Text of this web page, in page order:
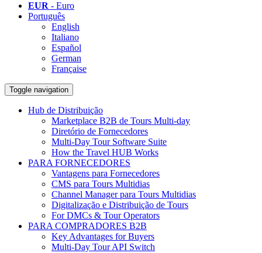
EUR - Euro
Português
English
Italiano
Español
German
Française
Toggle navigation
Hub de Distribuição
Marketplace B2B de Tours Multi-day
Diretório de Fornecedores
Multi-Day Tour Software Suite
How the Travel HUB Works
PARA FORNECEDORES
Vantagens para Fornecedores
CMS para Tours Multidias
Channel Manager para Tours Multidias
Digitalização e Distribuição de Tours
For DMCs & Tour Operators
PARA COMPRADORES B2B
Key Advantages for Buyers
Multi-Day Tour API Switch